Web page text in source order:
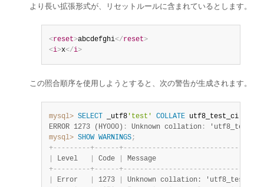
より長い拡張形式が、リセットルールに含まれているとします。
<reset>abcdefghi</reset>
<i>x</i>
この照合順序を使用しようとすると、次の警告が生成されます。
mysql> SELECT _utf8 'test' COLLATE utf8_test_ci
ERROR 1273 (HY000) : Unknown collation :
mysql> SHOW WARNINGS;
+- - - - - - - - -+- - - - - -+- - - - - - - - - - - - - - - - - - - - - - - - - - - -
Level Code
+- - - - - - - - -+- - - - - -+- - - - - - - - - - - - - - - - - - - - - - - - - - - -
Error 1273
Unknown collation: